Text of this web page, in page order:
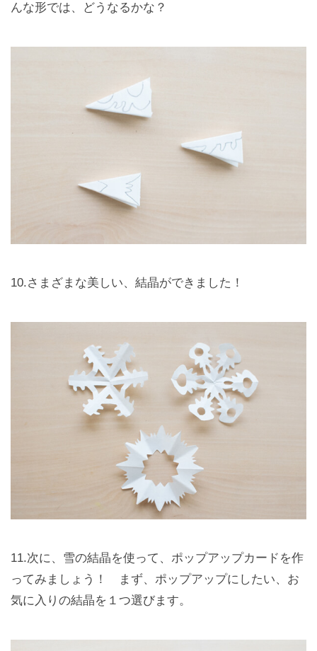
んな形では、どうなるかな？
10.さまざまな美しい、結晶ができました！
11.次に、雪の結晶を使って、ポップアップカードを作
ってみましょう！ まず、ポップアップにしたい、お
気に入りの結晶を１つ選びます。